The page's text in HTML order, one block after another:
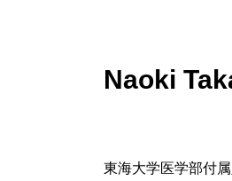
Naoki
東海大学医学部付